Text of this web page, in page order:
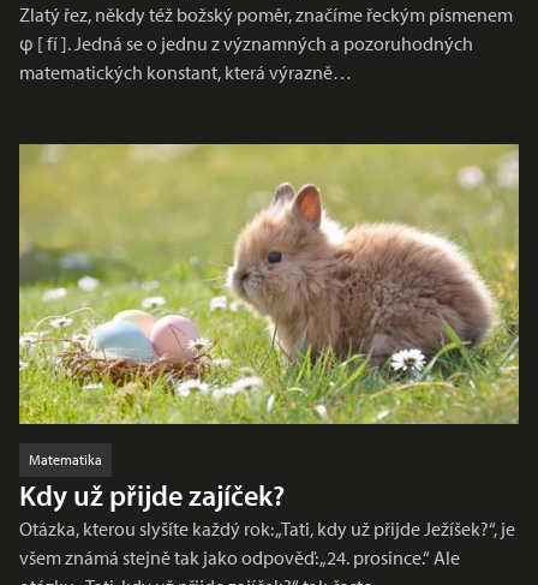
Zlatý řez, někdy též božský poměr, značíme řeckým písmenem
φ [ fí ]. Jedná se o jednu z významných a pozoruhodných
matematických konstant, která výrazně…
Matematika
Kdy už přijde zajíček?
Otázka, kterou slyšíte každý rok: „Tati, kdy už přijde Ježíšek?“, je
všem známá stejně tak jako odpověď: „24. prosince.“ Ale